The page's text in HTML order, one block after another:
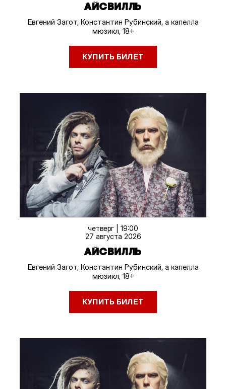
АЙСВИЛЛЬ
Евгений Загот, Константин Рубинский, а капелла
мюзикл, 18+
КУПИТЬ БИЛЕТ
четверг | 19:00
27 августа 2026
АЙСВИЛЛЬ
Евгений Загот, Константин Рубинский, а капелла
мюзикл, 18+
КУПИТЬ БИЛЕТ